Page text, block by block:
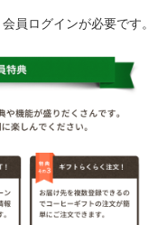
員ログインが必要です。